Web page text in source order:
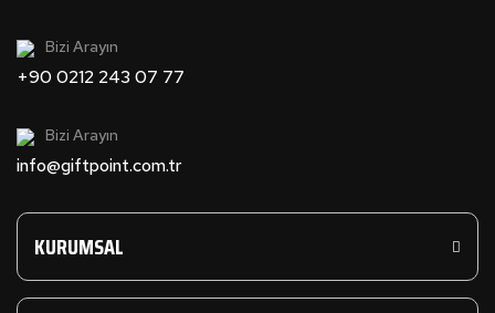
Bizi Arayın
+90 0212 243 07 77
Bizi Arayın
info@giftpoint.com.tr
KURUMSAL